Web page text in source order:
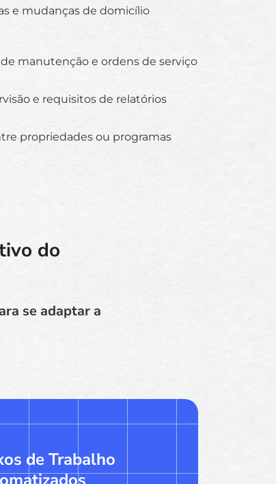
e mudanças de domicílio
manutenção e ordens de serviço
e requisitos de relatórios
propriedades ou programas
do
se adaptar a
de Trabalho